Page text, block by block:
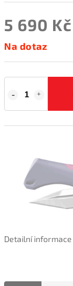
5 690 Kč
Na dotaz
Detailní informace